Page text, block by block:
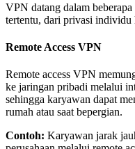
VPN datang dalam
tertentu, dari privasi individu
Remote Access VPN
Remote access VPN
ke jaringan pribadi melalui
sehingga karyawan dapat
rumah atau saat bepergian.
Contoh: Karyawan jarak